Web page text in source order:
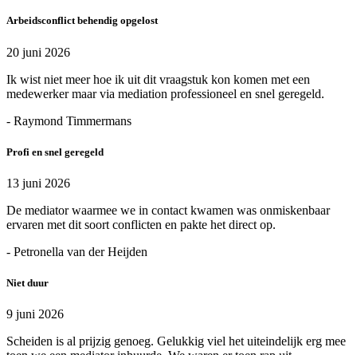
Arbeidsconflict behendig opgelost
20 juni 2026
Ik wist niet meer hoe ik uit dit vraagstuk kon komen met een
medewerker maar via mediation professioneel en snel geregeld.
- Raymond Timmermans
Profi en snel geregeld
13 juni 2026
De mediator waarmee we in contact kwamen was onmiskenbaar
ervaren met dit soort conflicten en pakte het direct op.
- Petronella van der Heijden
Niet duur
9 juni 2026
Scheiden is al prijzig genoeg. Gelukkig viel het uiteindelijk erg mee